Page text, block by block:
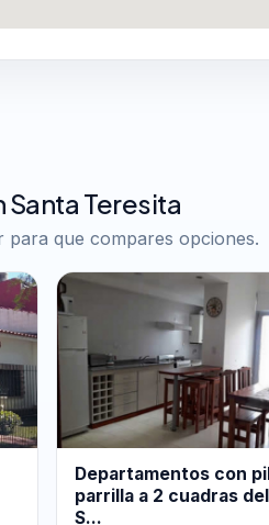
Teresita
para que compares opciones.
Departamentos con
parrilla a 2 cuadras
S...